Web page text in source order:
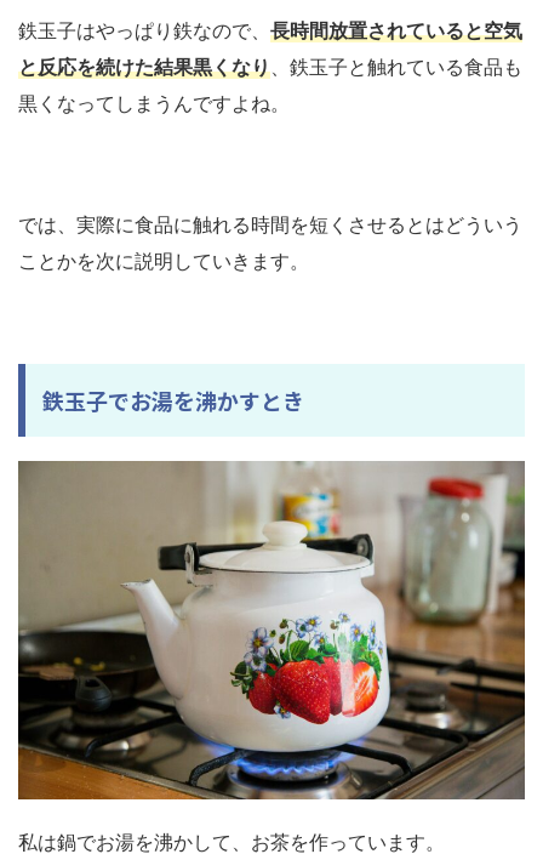
鉄玉子はやっぱり鉄なので、 長時間放置されていると空気
と反応を続けた結果黒くなり 、鉄玉子と触れている食品も
黒くなってしまうんですよね。
では、実際に食品に触れる時間を短くさせるとはどういう
ことかを次に説明していきます。
鉄玉子でお湯を沸かすとき
私は鍋でお湯を沸かして、お茶を作っています。